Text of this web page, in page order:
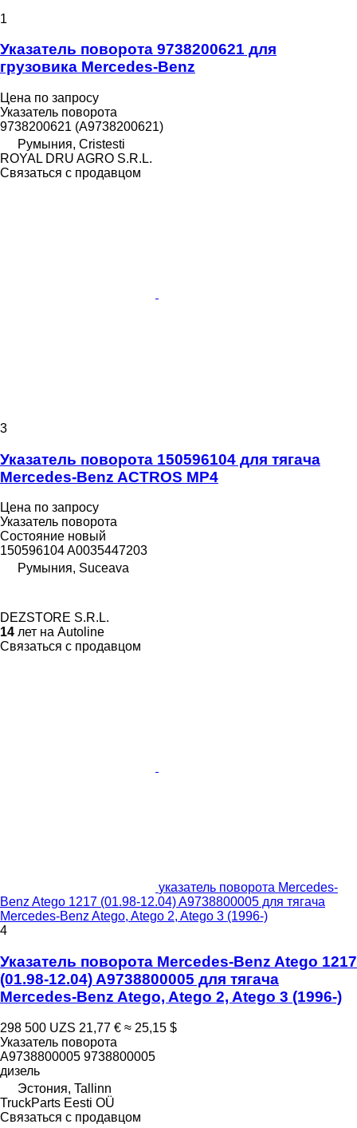
1
Указатель поворота 9738200621 для
грузовика Mercedes-Benz
Цена по запросу
Указатель поворота
9738200621 (A9738200621)
Румыния, Cristesti
ROYAL DRU AGRO S.R.L.
Связаться с продавцом
3
Указатель поворота 150596104 для тягача
Mercedes-Benz ACTROS MP4
Цена по запросу
Указатель поворота
Состояние новый
150596104 A0035447203
Румыния, Suceava
DEZSTORE S.R.L.
14 лет на Autoline
Связаться с продавцом
указатель поворота Mercedes-
Benz Atego 1217 (01.98-12.04) A9738800005 для тягача
Mercedes-Benz Atego, Atego 2, Atego 3 (1996-)
4
Указатель поворота Mercedes-Benz Atego 1217
(01.98-12.04) A9738800005 для тягача
Mercedes-Benz Atego, Atego 2, Atego 3 (1996-)
298 500 UZS 21,77 € ≈ 25,15 $
Указатель поворота
A9738800005 9738800005
дизель
Эстония, Tallinn
TruckParts Eesti OÜ
Связаться с продавцом